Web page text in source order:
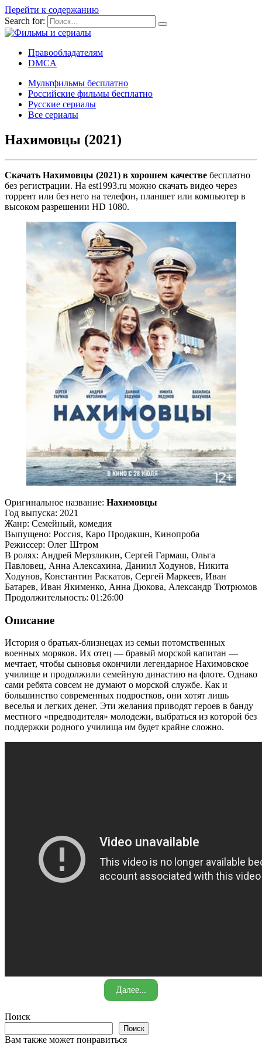
Перейти к содержанию
Search for:
Правообладателям
DMCA
Мультфильмы бесплатно
Российские фильмы бесплатно
Русские сериалы
Все сериалы
Нахимовцы (2021)
Скачать Нахимовцы (2021) в хорошем качестве бесплатно
без регистрации. На est1993.ru можно скачать видео через
торрент или без него на телефон, планшет или компьютер в
высоком разрешении HD 1080.
Оригинальное название: Нахимовцы
Год выпуска: 2021
Жанр: Семейный, комедия
Выпущено: Россия, Каро Продакшн, Кинопроба
Режиссер: Олег Штром
В ролях: Андрей Мерзликин, Сергей Гармаш, Ольга
Павловец, Анна Алексахина, Даниил Ходунов, Никита
Ходунов, Константин Раскатов, Сергей Маркеев, Иван
Батарев, Иван Якименко, Анна Дюкова, Александр Тютрюмов
Продолжительность: 01:26:00
Описание
История о братьях-близнецах из семьи потомственных
военных моряков. Их отец — бравый морской капитан —
мечтает, чтобы сыновья окончили легендарное Нахимовское
училище и продолжили семейную династию на флоте. Однако
сами ребята совсем не думают о морской службе. Как и
большинство современных подростков, они хотят лишь
веселья и легких денег. Эти желания приводят героев в банду
местного «предводителя» молодежи, выбраться из которой без
поддержки родного училища им будет крайне сложно.
Далее...
Поиск
Поиск
Вам также может понравиться